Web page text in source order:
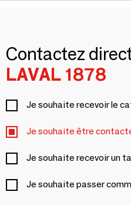
Contactez
LAVAL 1878
Je souhaite recevoir le
Je souhaite être
Je souhaite recevoir un
Je souhaite passer